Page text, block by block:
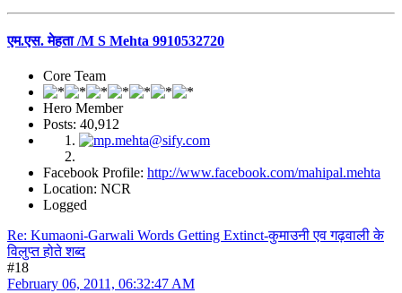
एम.एस. मेहता /M S Mehta 9910532720
Core Team
Hero Member
Posts: 40,912
Facebook Profile: http://www.facebook.com/mahipal.mehta
Location: NCR
Logged
Re: Kumaoni-Garwali Words Getting Extinct-कुमाउनी एव गढ़वाली के
विलुप्त होते शब्द
#18
February 06, 2011, 06:32:47 AM